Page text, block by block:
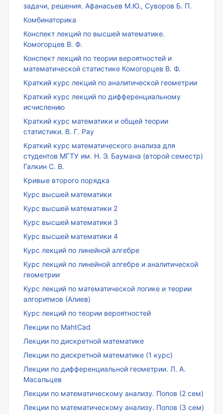
задачи, решения. Афанасьев М.Ю., Суворов Б. П.
Комбинаторика
Конспект лекций по высшей математике.
Комогорцев В. Ф.
Конспект лекций по теории вероятностей и
математической статистике Комогорцев В. Ф.
Краткий курс лекций по аналитической геометрии
Краткий курс лекций по дифференциальному
исчислению
Краткий курс математики и общей теории
статистики. В. Г. Рау
Краткий курс математического анализа для
студентов МГТУ им. Н. Э. Баумана (второй семестр)
Галкин С. В.
Кривые второго порядка
Курс высшей математики
Курс высшей математики 2
Курс высшей математики 3
Курс высшей математики 4
Курс лекций по линейной алгебре
Курс лекций по линейной алгебре и аналитической
геометрии
Курс лекций по математической логике и теории
алгоритмов (Алиев)
Курс лекций по теории вероятностей
Лекции по MahtCad
Лекции по дискретной математике
Лекции по дискретной математике (1 курс)
Лекции по дифференциальной геометрии. Л. А.
Масальцев
Лекции по математическому анализу. Попов (2 сем)
Лекции по математическому анализу. Попов (3 сем)